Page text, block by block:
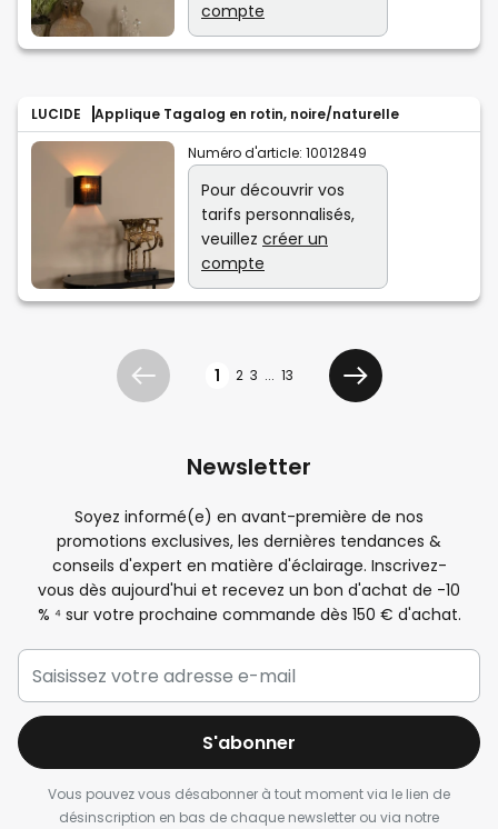
compte
LUCIDE Applique Tagalog en rotin, noire/naturelle
Numéro d'article: 10012849
Pour découvrir vos
tarifs personnalisés,
veuillez créer un
compte
Précédent 1 2 3 ... 13
Suivant
Newsletter
Soyez informé(e) en avant-première de nos
promotions exclusives, les dernières tendances &
conseils d'expert en matière d'éclairage. Inscrivez-
vous dès aujourd'hui et recevez un bon d'achat de -10
% ⁴ sur votre prochaine commande dès 150 € d'achat.
S'abonner
Vous pouvez vous désabonner à tout moment via le lien de
désinscription en bas de chaque newsletter ou via notre